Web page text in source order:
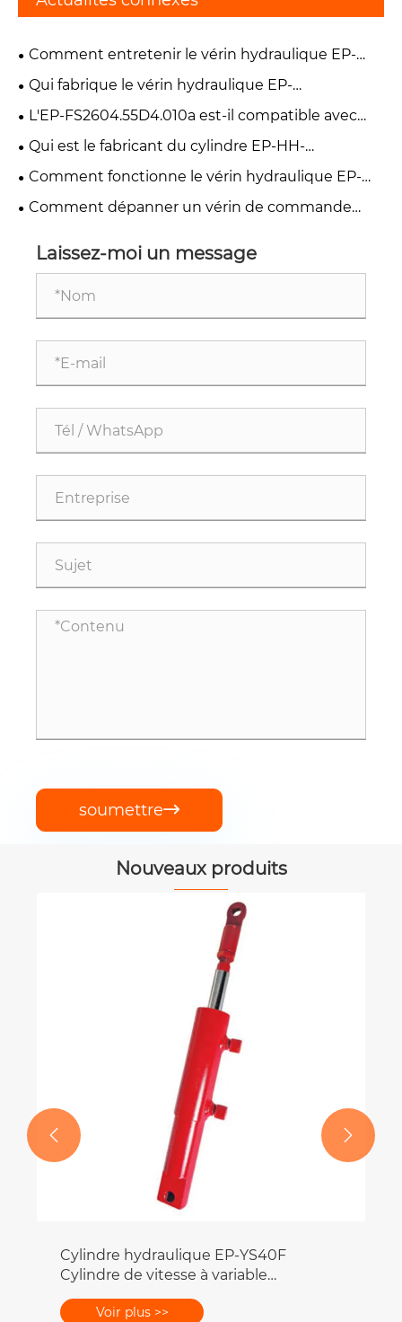
Comment entretenir le vérin hydraulique EP-
TF1004.55.8 ?
Qui fabrique le vérin hydraulique EP-
TC04.55JD.010 ?
L'EP-FS2604.55D4.010a est-il compatible avec
mon chariot élévateur ?
Qui est le fabricant du cylindre EP-HH-
YG45*220 ?
Comment fonctionne le vérin hydraulique EP-
YD40-245-D5 dans une moissonneuse ?
Comment dépanner un vérin de commande
pas ?
Laissez-moi un message
soumettre
Nouveaux produits
Boîte de vitesses de semence engrais
EP35 pour le diffuseur d'engrais
 